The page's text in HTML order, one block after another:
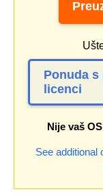
Ponuda
licenci
Nije vaš
See additional